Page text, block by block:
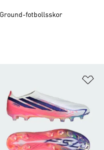
Ground-fotbollsskor